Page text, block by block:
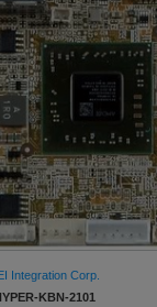
Integration Corp.
KBN-2101